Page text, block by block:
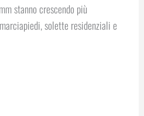
stanno crescendo più
solette residenziali e